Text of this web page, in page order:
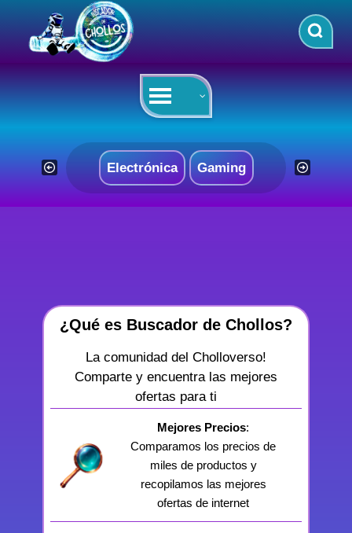
contenido
Electrónica Gaming
¿Qué es Buscador de Chollos?
La comunidad del Cholloverso!
Comparte y encuentra las mejores
ofertas para ti
Mejores Precios:
Comparamos los precios de
miles de productos y
recopilamos las mejores
ofertas de internet